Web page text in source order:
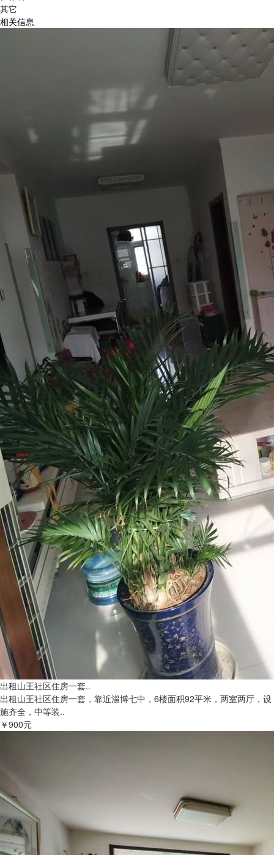
其它
相关信息
出租山王社区住房一套..
出租山王社区住房一套，靠近淄博七中，6楼面积92平米，两室两厅，设
施齐全，中等装..
￥900元